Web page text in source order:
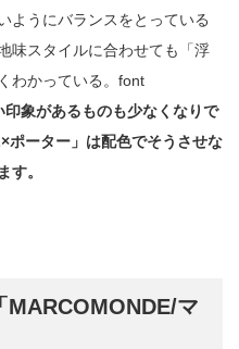
ようにバランスをとっている
味スタイルに合わせても「浮
わかっている。font
象があるものも少なくなりで
ポーター」は配色でそうさせな
す。
MARCOMONDE/マ